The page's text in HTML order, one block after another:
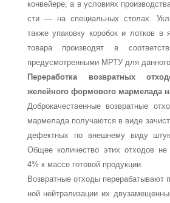
конвейере, а в условиях
сти — на специальных столах.
также упаковку коробок и лотков в
товара производят в
предусмотренными МРТУ для
Переработка возвратных
желейного формового мармелада
Доброкачественные возвратные
мармелада получаются в виде
де­фектных по внешнему виду
Общее ко­личество этих отходов
4% к массе го­товой продукции.
Возвратные отходы перерабатывают
ной нейтрализации их